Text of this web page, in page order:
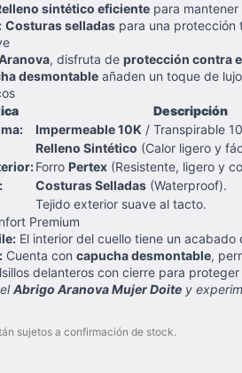
sintético eficiente para
Costuras selladas para una protección
, disfruta de protección contra
desmontable añaden un toque de
Descripción
Impermeable 10K / Transpirable
Relleno Sintético (Calor ligero y
Forro Pertex (Resistente, ligero y
Costuras Selladas (Waterproof).
Tejido exterior suave al tacto.
Premium
El interior del cuello tiene un
Cuenta con capucha desmontable,
delanteros con cierre para
Abrigo Aranova Mujer Doite y
sujetos a confirmación de stock.